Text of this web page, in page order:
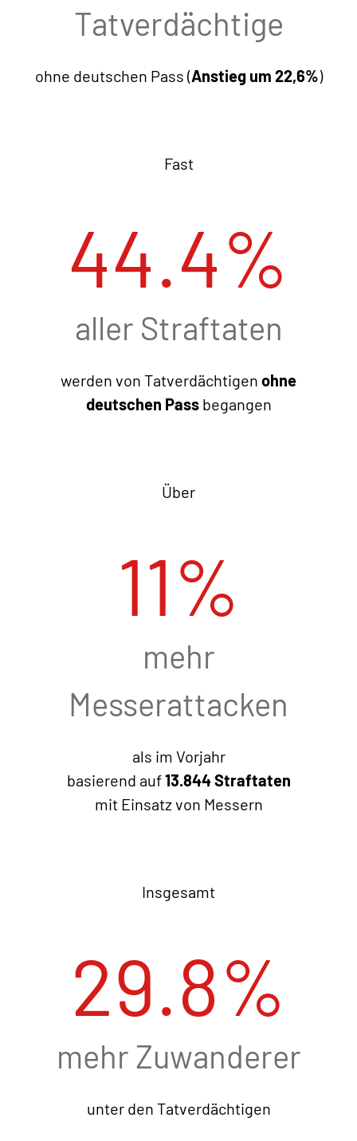
Tatverdächtige
ohne deutschen Pass (Anstieg um 22,6%)
Fast
44.4%
aller Straftaten
werden von Tatverdächtigen ohne
deutschen Passbegangen
Über
11%
mehr
Messerattacken
als im Vorjahr
basierend auf13.844 Straftaten
mit Einsatz von Messern
Insgesamt
29.8%
mehr Zuwanderer
unter den Tatverdächtigen